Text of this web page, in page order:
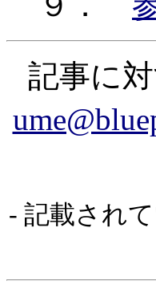
記事に
- 記載され